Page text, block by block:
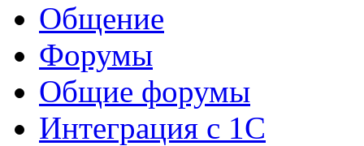
Общение
Форумы
Общие форумы
Интеграция с 1С